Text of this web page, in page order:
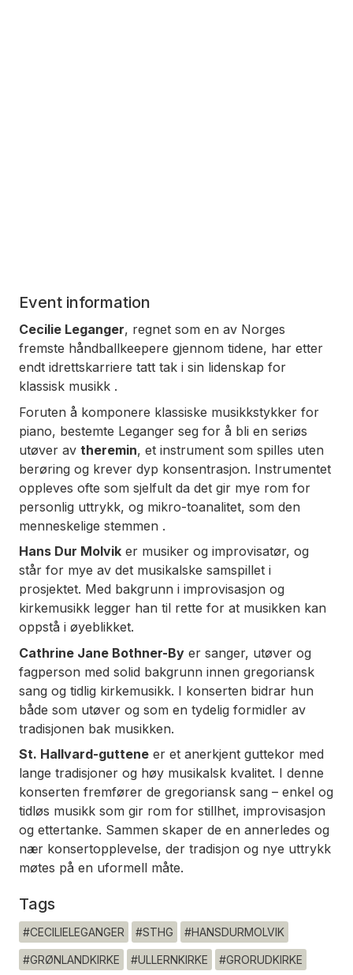
Event information
Cecilie Leganger, regnet som en av Norges
fremste håndballkeepere gjennom tidene, har etter
endt idrettskarriere tatt tak i sin lidenskap for
klassisk musikk .
Foruten å komponere klassiske musikkstykker for
piano, bestemte Leganger seg for å bli en seriøs
utøver av theremin, et instrument som spilles uten
berøring og krever dyp konsentrasjon. Instrumentet
oppleves ofte som sjelfult da det gir mye rom for
personlig uttrykk, og mikro-toanalitet, som den
menneskelige stemmen .
Hans Dur Molvik er musiker og improvisatør, og
står for mye av det musikalske samspillet i
prosjektet. Med bakgrunn i improvisasjon og
kirkemusikk legger han til rette for at musikken kan
oppstå i øyeblikket.
Cathrine Jane Bothner-By er sanger, utøver og
fagperson med solid bakgrunn innen gregoriansk
sang og tidlig kirkemusikk. I konserten bidrar hun
både som utøver og som en tydelig formidler av
tradisjonen bak musikken.
St. Hallvard-guttene er et anerkjent guttekor med
lange tradisjoner og høy musikalsk kvalitet. I denne
konserten fremfører de gregoriansk sang – enkel og
tidløs musikk som gir rom for stillhet, improvisasjon
og ettertanke. Sammen skaper de en annerledes og
nær konsertopplevelse, der tradisjon og nye uttrykk
møtes på en uformell måte.
Tags
#CECILIELEGANGER #STHG #HANSDURMOLVIK
#GRØNLANDKIRKE #ULLERNKIRKE #GRORUDKIRKE